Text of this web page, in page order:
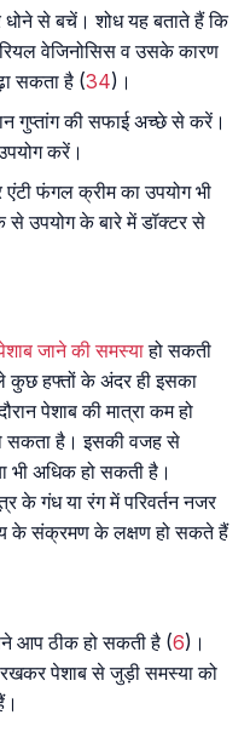
धोने से बचें। शोध यह बताते हैं कि
वेजिनोसिस व उसके कारण
सकता है (34)।
गुप्तांग की सफाई अच्छे से करें।
करें।
एंटी फंगल क्रीम का उपयोग भी
उपयोग के बारे में डॉक्टर से
जाने की समस्याहो सकती
कुछ हफ्तों के अंदर ही इसका
पेशाब की मात्रा कम हो
सकता है। इसकी वजह से
भी अधिक हो सकती है।
के गंध या रंग में परिवर्तन नजर
के संक्रमण के लक्षण हो सकते हैं
आप ठीक हो सकती है (6)।
रखकर पेशाब से जुड़ी समस्या को